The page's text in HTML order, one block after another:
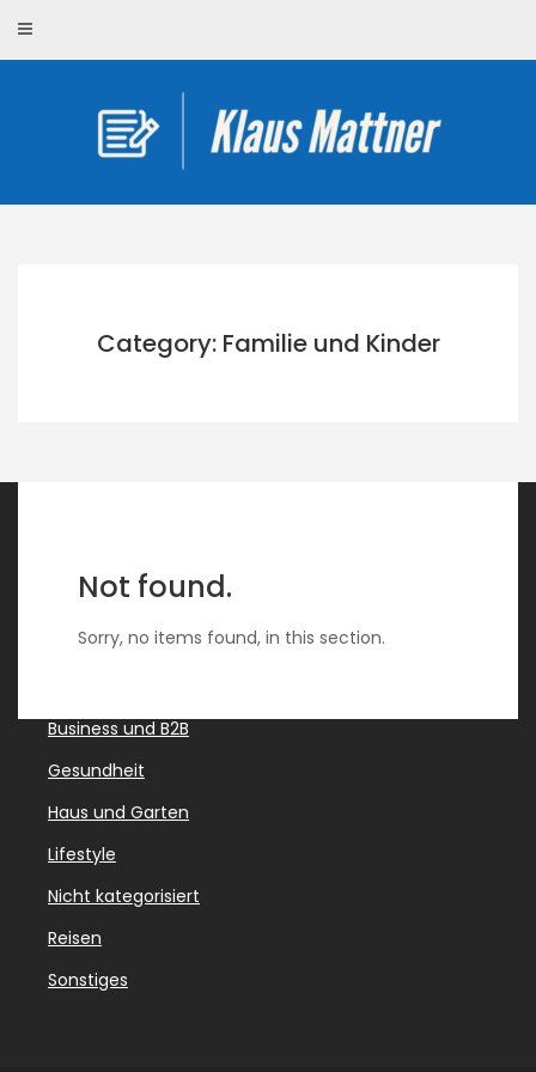
content
Category: Familie und Kinder
Not found.
Sorry, no items found, in this section.
Kategorien
Business und B2B
Gesundheit
Haus und Garten
Lifestyle
Nicht kategorisiert
Reisen
Sonstiges